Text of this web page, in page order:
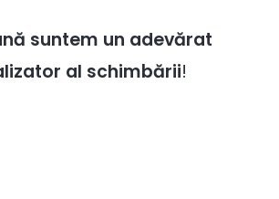
suntem un adevărat
al schimbării!